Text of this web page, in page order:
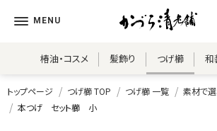
椿油・コスメ 髪飾り つげ櫛 和
トップページ つげ櫛 TOP つげ櫛 一覧 素材で
本つげ セット櫛 小